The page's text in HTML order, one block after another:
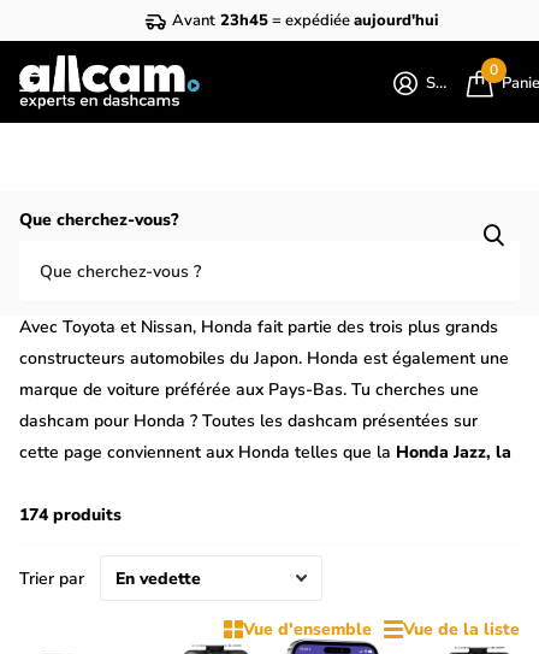
Avant 23h45= expédiéeaujourd'hui
Que cherchez-vous?
S'identifier
0
Homepage Honda
dashcam pour Honda
Avec Toyota et Nissan, Honda fait partie des trois plus grands
constructeurs automobiles du Japon. Honda est également une
marque de voiture préférée aux Pays-Bas. Tu cherches une
dashcam pour Honda ? Toutes les dashcam présentées sur
cette page conviennent aux Honda telles que la Honda Jazz, la
peut s'avérer très pratique comme sécurité pendant la conduite
lui permet également de fonctionner comme une caméra de
174 produits
Vue d'ensemble Vue de la liste
Trier par